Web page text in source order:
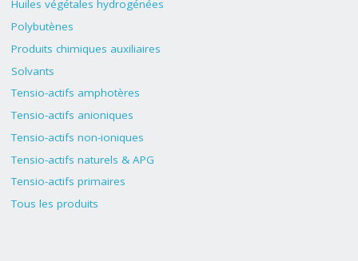
Huiles végétales hydrogénées
Polybutènes
Produits chimiques auxiliaires
Solvants
Tensio-actifs amphotères
Tensio-actifs anioniques
Tensio-actifs non-ioniques
Tensio-actifs naturels & APG
Tensio-actifs primaires
Tous les produits